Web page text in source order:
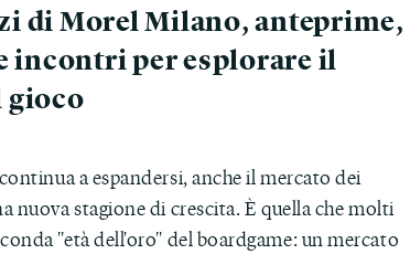
di Morel Milano, anteprime,
incontri per esplorare il
gioco
a espandersi, anche il mercato dei
nuova stagione di crescita. È quella che molti
"età dell'oro" del boardgame: un mercato